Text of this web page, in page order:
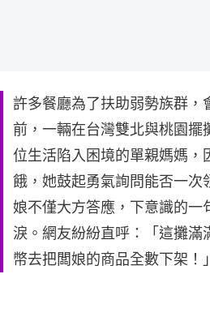
許多餐廳為了扶助弱勢族群，
前，一輛在台灣雙北與桃園擺
位生活陷入困境的單親媽媽，
餓，她鼓起勇氣詢問能否一次
娘不僅大方答應，下意識的一
淚。網友紛紛直呼：「這攤滿
幣去把闆娘的商品全數下架！」